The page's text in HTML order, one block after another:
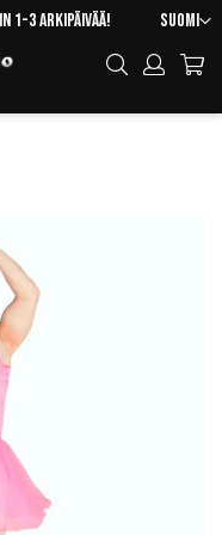
Kieli
Suomi
1-3 arkipäivää!
Hae